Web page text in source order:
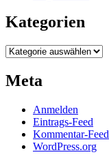
Kategorien
Kategorien
Meta
Anmelden
Eintrags-Feed
Kommentar-Feed
WordPress.org